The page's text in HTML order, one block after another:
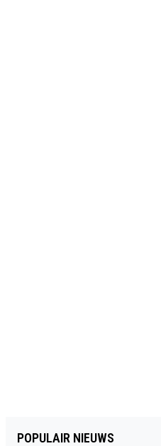
POPULAIR NIEUWS